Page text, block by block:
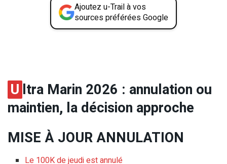
Ajoutez u-Trail à vos
sources préférées Google
U ltra Marin 2026 : annulation ou
maintien, la décision approche
MISE À JOUR ANNULATION
Le 100K de jeudi est annulé